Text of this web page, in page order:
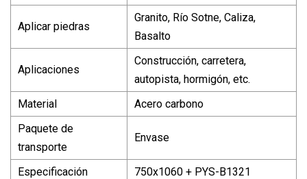
Aplicar piedras
Granito, Río Sotne, Caliza,
Basalto
Aplicaciones
Construcción, carretera,
autopista, hormigón, etc.
Material
Acero carbono
Paquete de
transporte
Envase
Especificación
750x1060 + PYS-B1321